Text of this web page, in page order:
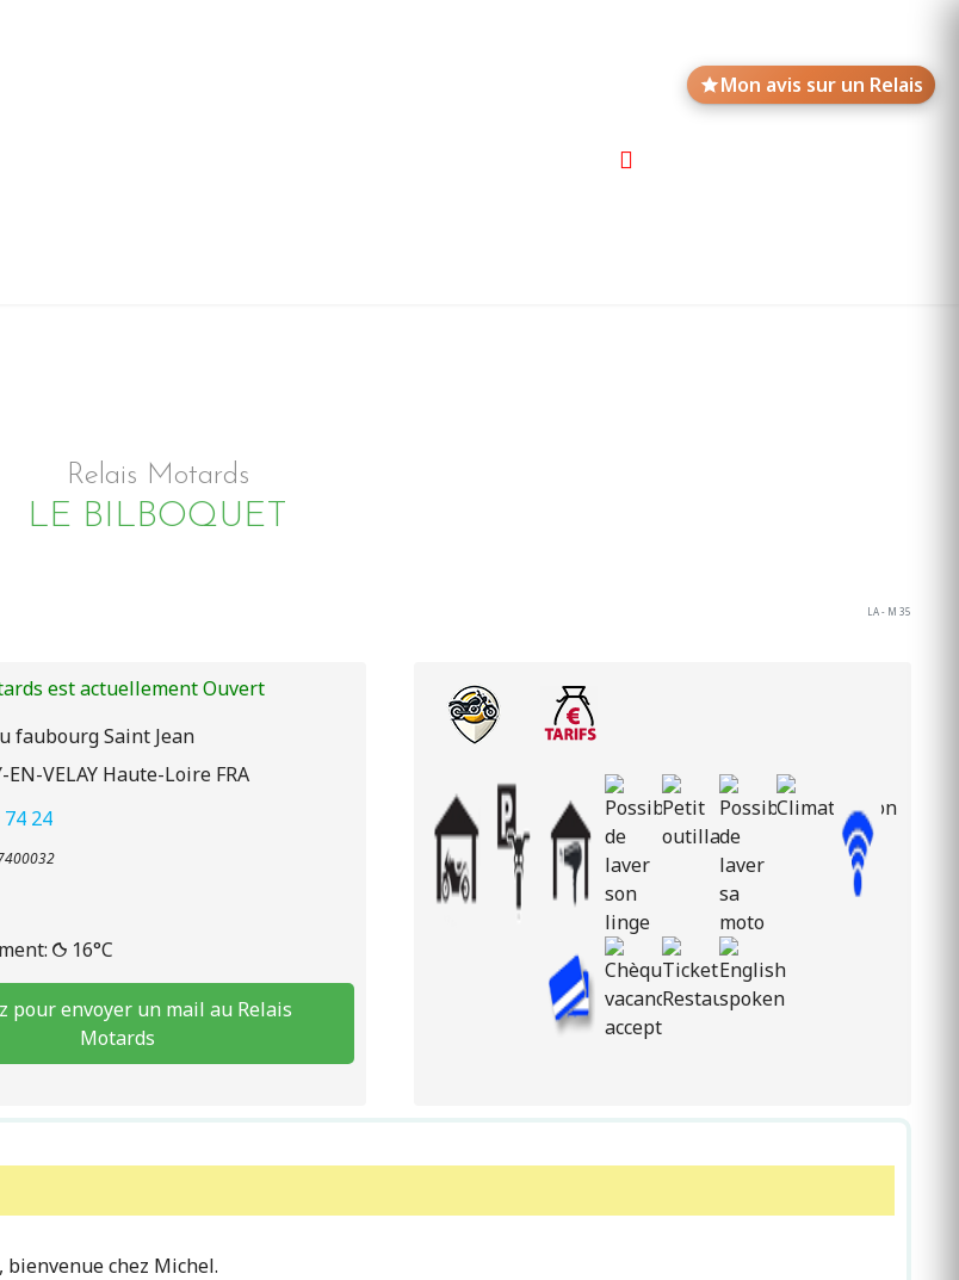
Mon avis sur un Relais
Relais Motards
LE BILBOQUET
LA - M 35
est actuellement Ouvert
faubourg Saint Jean
EN-VELAY Haute-Loire FRA
24
16°C
pour envoyer un mail au Relais
Motards
chez Michel.